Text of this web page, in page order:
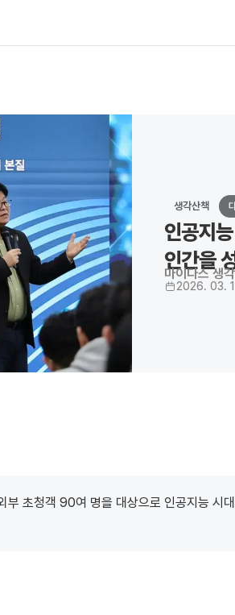
생각산책
인공지
인간을
마이다스 생
2026. 03.
부 초청객 90여 명을 대상으로 인공지능 시